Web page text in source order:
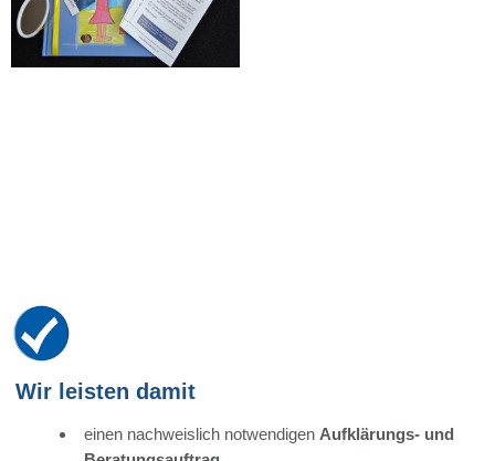
Wir leisten damit
einen nachweislich notwendigen Aufklärungs- und